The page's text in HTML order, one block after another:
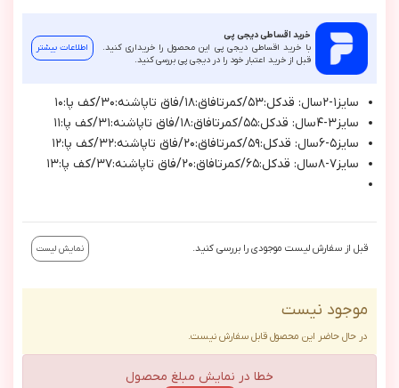
خرید اقساطی دیجی پی
با خرید اقساطی دیجی پی این محصول را خریداری کنید.
قبل از خرید اعتبار خود را در دیجی پی بررسی کنید.
اطلاعات بیشتر
سايز١-٢سال: قدكل:٥٣/كمرتافاق:١٨/فاق تاپاشنه:٣٠/كف پا:١٠
سايز٣-٤سال: قدكل:٥٥/كمرتافاق:١٨/فاق تاپاشنه:٣١/كف پا:١١
سايز٥-٦سال: قدكل:٥٩/كمرتافاق:٢٠/فاق تاپاشنه:٣٢/كف پا:١٢
سايز٧-٨سال: قدكل:٦٥/كمرتافاق:٢٠/فاق تاپاشنه:٣٧/كف پا:١٣
قبل از سفارش لیست موجودی را بررسی کنید. نمایش لیست
موجود نیست
در حال حاضر این محصول قابل سفارش نیست.
خطا در نمایش مبلغ محصول